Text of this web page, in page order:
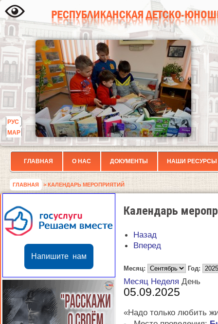
РУС
МАР
ГЛАВНАЯ О НАС ДОКУМЕНТЫ НАШИ РЕСУРСЫ
ГЛАВНАЯ > КАЛЕНДАРЬ МЕРОПРИЯТИЙ
Напишите нам
Календарь
Назад
Вперед
Месяц: Год:
Месяц Неделя День
05.09.2025
«Надо только любить